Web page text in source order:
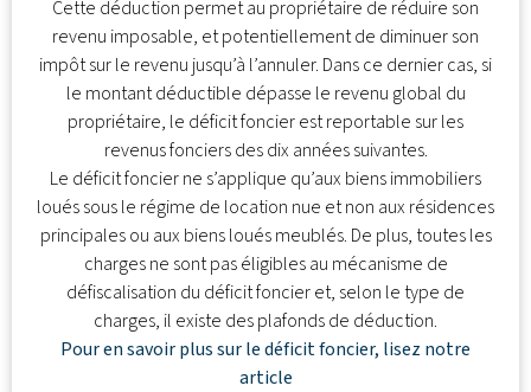
Cette déduction permet au propriétaire de réduire son
revenu imposable, et potentiellement de diminuer son
impôt sur le revenu jusqu’à l’annuler. Dans ce dernier cas, si
le montant déductible dépasse le revenu global du
propriétaire, le déficit foncier est reportable sur les
revenus fonciers des dix années suivantes.
Le déficit foncier ne s’applique qu’aux biens immobiliers
loués sous le régime de location nue et non aux résidences
principales ou aux biens loués meublés. De plus, toutes les
charges ne sont pas éligibles au mécanisme de
défiscalisation du déficit foncier et, selon le type de
charges, il existe des plafonds de déduction.
Pour en savoir plus sur le déficit foncier, lisez notre
article